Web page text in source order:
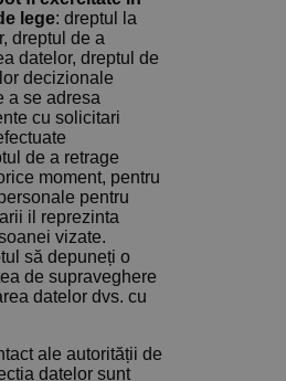
lege: dreptul la
dreptul de a
datelor, dreptul de
decizionale
a se adresa
cu solicitari
de a retrage
moment, pentru
pentru
il reprezinta
vizate.
să depuneți o
de supraveghere
datelor dvs. cu
ale autorității de
datelor sunt